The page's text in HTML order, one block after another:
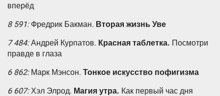
вперёд
8 591: Фредрик Бакман. Вторая жизнь Уве
7 484: Андрей Курпатов. Красная таблетка. Посмотри
правде в глаза
6 862: Марк Мэнсон. Тонкое искусство пофигизма
6 607: Хэл Элрод. Магия утра. Как первый час дня